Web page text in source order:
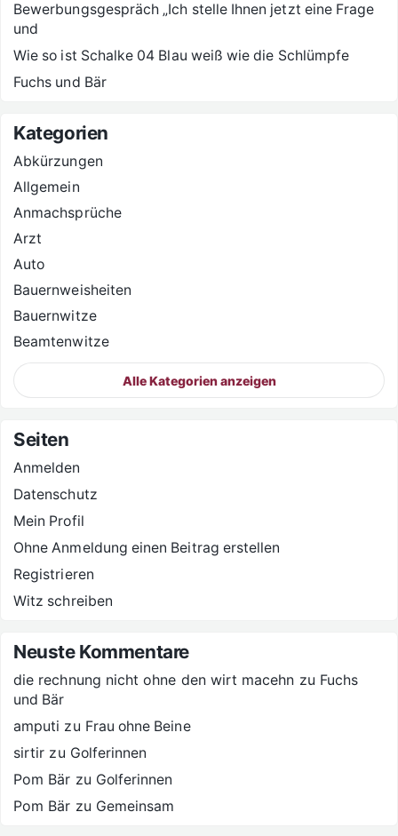
Bewerbungsgespräch „Ich stelle Ihnen jetzt eine Frage
und
Wie so ist Schalke 04 Blau weiß wie die Schlümpfe
Fuchs und Bär
Kategorien
Abkürzungen
Allgemein
Anmachsprüche
Arzt
Auto
Bauernweisheiten
Bauernwitze
Beamtenwitze
Alle Kategorien anzeigen
Seiten
Anmelden
Datenschutz
Mein Profil
Ohne Anmeldung einen Beitrag erstellen
Registrieren
Witz schreiben
Neuste Kommentare
die rechnung nicht ohne den wirt macehn zu Fuchs
und Bär
amputi zu Frau ohne Beine
sirtir zu Golferinnen
Pom Bär zu Golferinnen
Pom Bär zu Gemeinsam